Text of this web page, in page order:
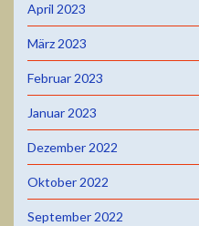
April 2023
März 2023
Februar 2023
Januar 2023
Dezember 2022
Oktober 2022
September 2022